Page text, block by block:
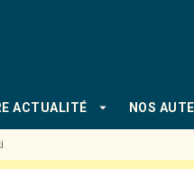
ACTUALITÉ arrow_drop_down NOS